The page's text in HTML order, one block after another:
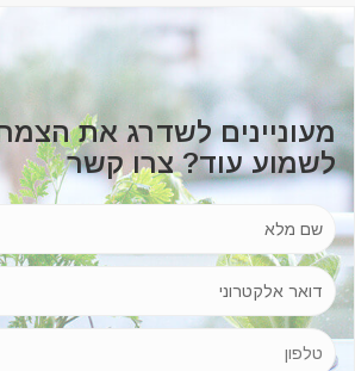
מעוניינים לשדרג את
לשמוע עוד? צרו קשר